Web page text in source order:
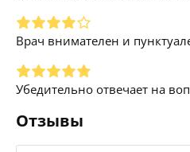
Врач внимателен и
Убедительно отвечает на
Отзывы